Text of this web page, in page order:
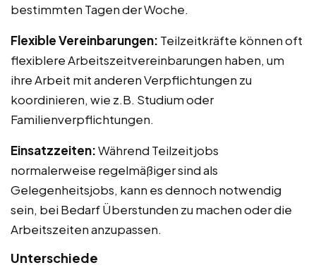
bestimmten Tagen der Woche.
Flexible Vereinbarungen: Teilzeitkräfte können oft
flexiblere Arbeitszeitvereinbarungen haben, um
ihre Arbeit mit anderen Verpflichtungen zu
koordinieren, wie z.B. Studium oder
Familienverpflichtungen.
Einsatzzeiten:Während Teilzeitjobs
normalerweise regelmäßiger sind als
Gelegenheitsjobs, kann es dennoch notwendig
sein, bei Bedarf Überstunden zu machen oder die
Arbeitszeiten anzupassen.
Unterschiede